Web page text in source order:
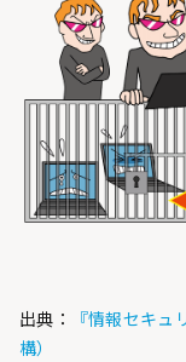
出典：
『情報セキ
構）